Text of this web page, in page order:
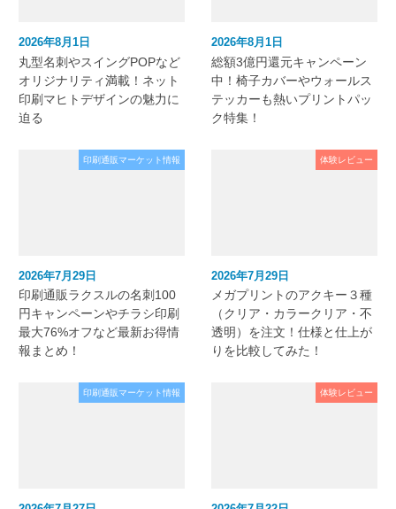
2026年8月1日
丸型名刺やスイングPOPなど
オリジナリティ満載！ネット
印刷マヒトデザインの魅力に
迫る
2026年8月1日
総額3億円還元キャンペーン
中！椅子カバーやウォールス
テッカーも熱いプリントパッ
ク特集！
印刷通販マーケット情報
2026年7月29日
印刷通販ラクスルの名刺100
円キャンペーンやチラシ印刷
最大76%オフなど最新お得情
報まとめ！
体験レビュー
2026年7月29日
メガプリントのアクキー３種
（クリア・カラークリア・不
透明）を注文！仕様と仕上が
りを比較してみた！
印刷通販マーケット情報 体験レビュー